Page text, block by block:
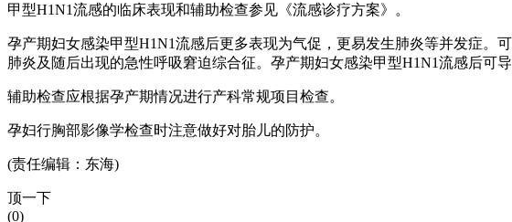
甲型H1N1流感的临床表现和辅助检查参见《流感诊疗方案》。
孕产期妇女感染甲型H1N1流感后更多表现为气促，更易发生肺炎等并发症。
肺炎及随后出现的急性呼吸窘迫综合征。孕产期妇女感染甲型H1N1流感后可
辅助检查应根据孕产期情况进行产科常规项目检查。
孕妇行胸部影像学检查时注意做好对胎儿的防护。
(责任编辑：东海)
顶一下
(0)